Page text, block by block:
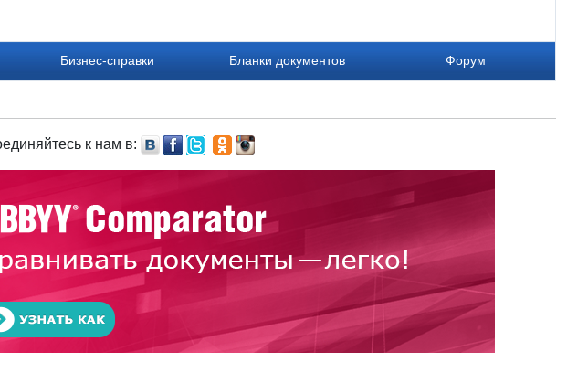
Бизнес-справки Бланки документов Форум
к нам в: